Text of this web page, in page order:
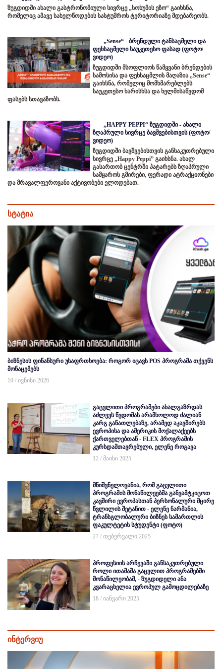
ზუგდიდში ახალი გასტრონომიული სივრცე „სოხუმის ეზო“ გაიხსნა,
რომელიც ამავე სახელწოდების სასტუმროს ტერიტორიაზე მდებარეობს.
„Sense“ - ბრენდული ტანსაცმელი და
ფეხსაცმელი საუკეთესო ფასად (ფოტო/
ვიდეო)
ზუგდიდში მსოფლიოს წამყვანი ბრენდების
სამოსისა და ფეხსაცმლის მაღაზია „Sense“
გაიხსნა, რომელიც მომხმარებლებს
საუკეთესო ხარისხსა და ხელმისაწვდომ
ფასებს სთავაზობს.
„HAPPY PEPPI“ ზუგდიდში - ახალი
ზღაპრული სივრცე ბავშვებისთვის (ფოტო/
ვიდეო)
ზუგდიდში ბავშვებისთვის განსაკუთრებული
სივრცე „Happy Peppi” გაიხსნა. ახალ
გასართობ ცენტრში პატარებს ზღაპრული
სამყაროს გმირები, ფერადი ატრაქციონები
და მრავალფეროვანი აქტივობები ელოდებათ.
სტატია
ბიზნესის ფინანსური უსაფრთხოება: როგორ იცავს POS პროგრამა თქვენს
მონაცემებს
10 / ივნისი 2026
გაცვლითი პროგრამები ახალგაზრდას
აძლევს წვდომას არამხოლოდ ძალიან
კარგ განათლებაზე, არამედ აკავშირებს
ევროპისა და ამერიკის მოქალაქეებს
ქართველებთან - FLEX პროგრამის
კურსდამთავრებული, ელენე როგავა
12 / მაისი 2025
მნიშვნელოვანია, რომ გაცვლითი
პროგრამის მონაწილეებმა განვამტკიცოთ
კავშირი ევროპასთან პერსონალური მცირე
წვლილის შეტანით - ელენე ნარმანია,
ტრანსგლობალური ბიზნეს სამართლის
ფაკულტეტის სტუდენტი (ფოტო)
27 / თებერვალი 2025
პროფესიის არჩევაში განსაკუთრებული
როლი ითამაშა გაცვლით პროგრამებში
მონაწილეობამ, - ზუგდიდელი ანა
კვარაცხელია ევროპულ გამოცდილებაზე
18 / იანვარი 2025
ინტერვიუ